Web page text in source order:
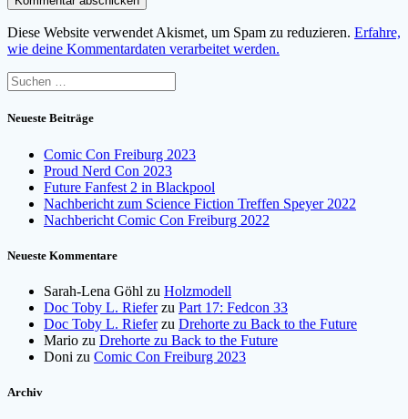
Diese Website verwendet Akismet, um Spam zu reduzieren. Erfahre,
wie deine Kommentardaten verarbeitet werden.
Suchen
nach:
Neueste Beiträge
Comic Con Freiburg 2023
Proud Nerd Con 2023
Future Fanfest 2 in Blackpool
Nachbericht zum Science Fiction Treffen Speyer 2022
Nachbericht Comic Con Freiburg 2022
Neueste Kommentare
Sarah-Lena Göhl zu Holzmodell
Doc Toby L. Rieferzu Part 17: Fedcon 33
Doc Toby L. Rieferzu Drehorte zu Back to the Future
Mario zu Drehorte zu Back to the Future
Doni zu Comic Con Freiburg 2023
Archiv